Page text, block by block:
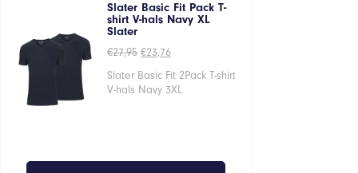
Slater Basic Fit Pack T-
shirt V-hals Navy XL
Slater
€27,95 Oorspronkelijke
was:
€27,95.
€23,76Huidige
is:
€23,76.
Slater Basic Fit 2Pack T-shirt
V-hals Navy 3XL